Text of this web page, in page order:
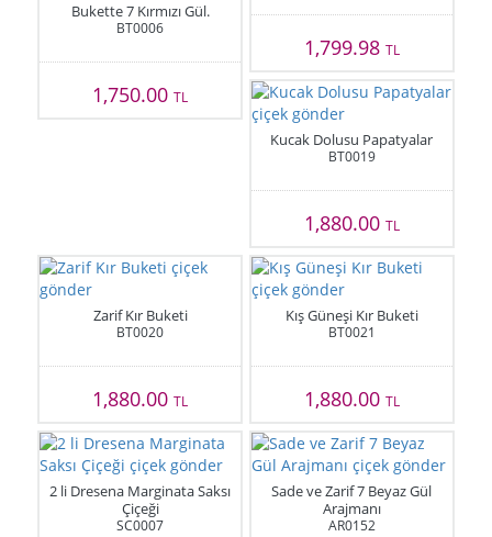
Bukette 7 Kırmızı Gül.
BT0006
1,750.00TL
1,799.98 TL
Kucak Dolusu Papatyalar
BT0019
1,880.00 TL
Zarif Kır Buketi
BT0020
1,880.00TL
Kış Güneşi Kır Buketi
BT0021
1,880.00 TL
2 li Dresena Marginata Saksı
Çiçeği
SC0007
Sade ve Zarif 7 Beyaz Gül
Arajmanı
AR0152